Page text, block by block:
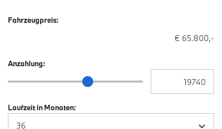
Fahrzeugpreis:
€ 65.800,-
Anzahlung:
Anzahlung Schieberegler
Laufzeit in Monaten: